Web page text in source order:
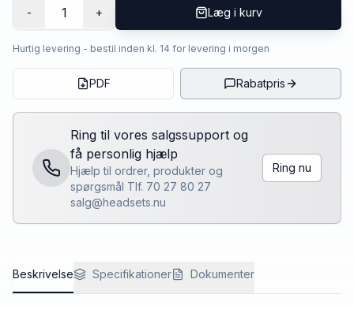
- 1 + Læg i kurv
Hurtig levering - bestil inden kl. 14 for levering i morgen
PDF Rabatpris
Ring til vores salgssupport og
få personlig hjælp
Hjælp til ordrer, produkter og
spørgsmål Tlf. 70 27 80 27
salg@headsets.nu
Ring nu
Beskrivelse Specifikationer Dokumenter